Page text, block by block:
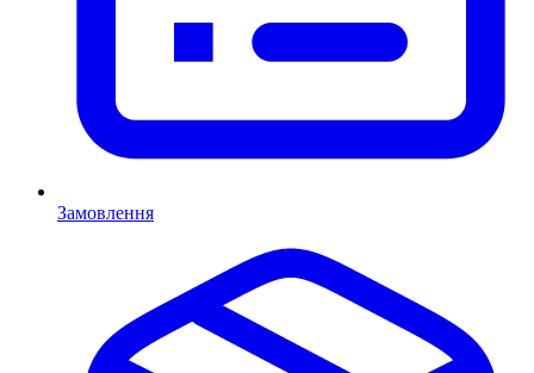
Замовлення